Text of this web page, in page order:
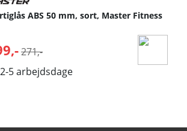
ABS 50 mm, sort, Master Fitness
Normalpris:
271,-
2-5 arbejdsdage